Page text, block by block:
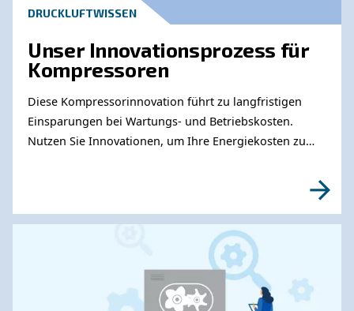
Benötigen Sie weitere Informationen zu
Produkten? Bitte füllen Sie dieses Formular
unsere Experten Sie so schnell wie möglich
können.
Erfahren Sie mehr von unseren Experten: